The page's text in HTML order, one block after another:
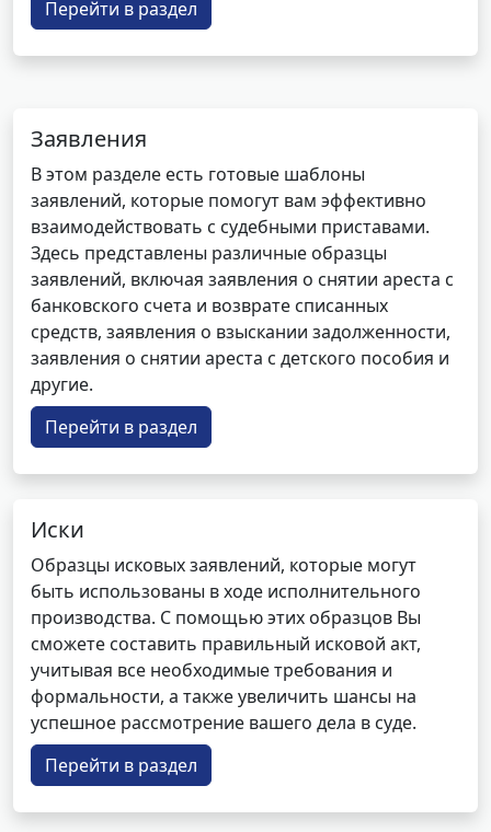
Перейти в раздел
Заявления
В этом разделе есть готовые шаблоны
заявлений, которые помогут вам эффективно
взаимодействовать с судебными приставами.
Здесь представлены различные образцы
заявлений, включая заявления о снятии ареста с
банковского счета и возврате списанных
средств, заявления о взыскании задолженности,
заявления о снятии ареста с детского пособия и
другие.
Перейти в раздел
Иски
Образцы исковых заявлений, которые могут
быть использованы в ходе исполнительного
производства. С помощью этих образцов Вы
сможете составить правильный исковой акт,
учитывая все необходимые требования и
формальности, а также увеличить шансы на
успешное рассмотрение вашего дела в суде.
Перейти в раздел